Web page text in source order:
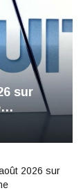
sur
2026 sur